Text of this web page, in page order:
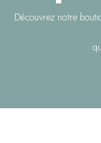
Découvrez notre